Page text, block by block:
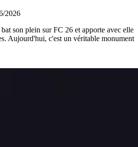
2026
son plein sur FC 26 et apporte avec elle
Aujourd'hui, c'est un véritable monument